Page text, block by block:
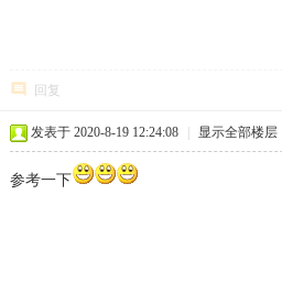
回复
发表于 2020-8-19 12:24:08 显示全部楼层
参考一下